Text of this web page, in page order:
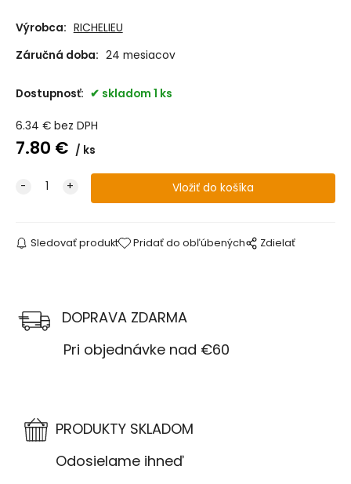
Výrobca: RICHELIEU
Záručná doba: 24 mesiacov
Dostupnosť: skladom 1 ks
6.34 € bez DPH
7.80 € ks
Sledovať produkt Pridať do obľúbených Zdielať
DOPRAVA ZDARMA
Pri objednávke nad €60
PRODUKTY SKLADOM
Odosielame ihneď